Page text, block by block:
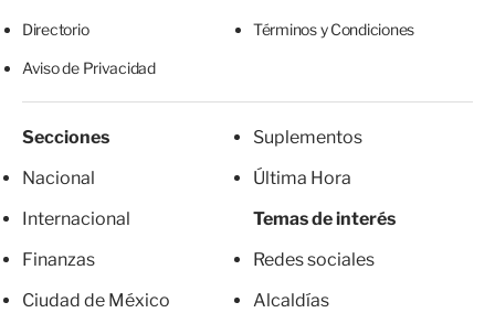
Directorio Términos y Condiciones
Aviso de Privacidad
Secciones
Nacional
Internacional
Finanzas
Ciudad de México
Suplementos
Última Hora
Temas de interés
Redes sociales
Alcaldías